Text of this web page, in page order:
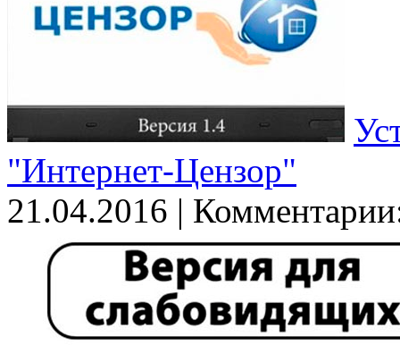
"Интернет-Цензор"
21.04.2016 |